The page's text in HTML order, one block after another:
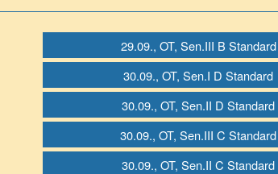
29.09., OT, Sen.III B Standard
30.09., OT, Sen.I D Standard
30.09., OT, Sen.II D Standard
30.09., OT, Sen.III C Standard
30.09., OT, Sen.II C Standard